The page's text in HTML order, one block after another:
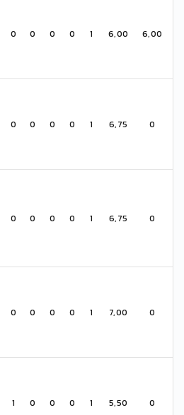
0 0 0 0 1 6,00 6,00
0 0 0 0 1 6,75 0
0 0 0 0 1 6,75 0
0 0 0 0 1 7,00 0
1 0 0 0 1 5,50 0